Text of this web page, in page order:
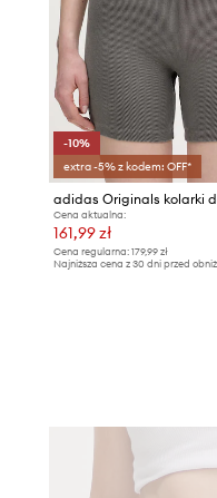
-10%
extra -5% z kodem: OFF*
Cena aktualna:
161,99 zł
Cena regularna: 179,99 zł
Najniższa cena z 30 dni przed